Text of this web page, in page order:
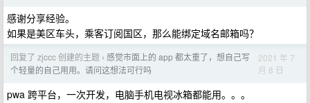
感谢分享经验。
如果是美区车头，乘客订阅国区，那么能绑定域名邮箱吗？
回复了 zjccc 创建的主题 › 感觉市面上的 app 都太重了，想自己写
个轻量的自己用用。请问这想法可行吗
2021 年 7
月 8 日
pwa 跨平台，一次开发，电脑手机电视冰箱都能用。。。